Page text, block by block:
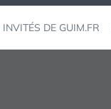
INVITÉS DE GUIM.FR